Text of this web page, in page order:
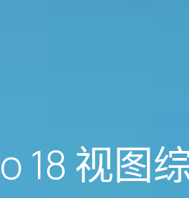
18 视图